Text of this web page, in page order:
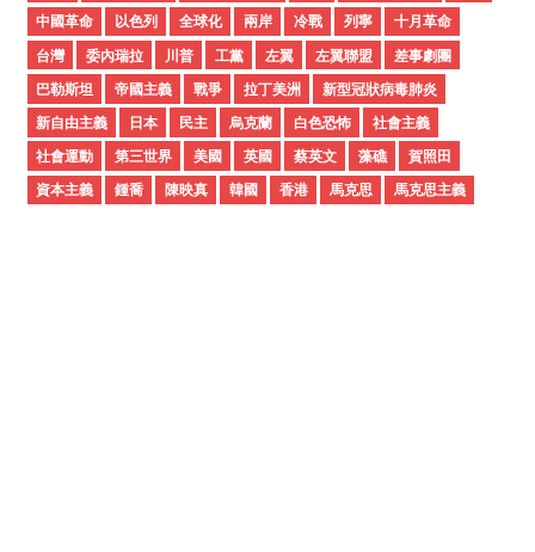
v
e
s
中國革命
以色列 全球化 兩岸 冷戰 列寧
十月革命
台灣
委內瑞拉 川普 工黨 左翼 左翼聯盟
差事劇團
巴勒斯坦
帝國主義 戰爭 拉丁美洲
新型冠狀病毒肺炎
新自由主義
日本 民主 烏克蘭 白色恐怖
社會主義
社會運動
第三世界 美國 英國 蔡英文 藻礁
賀照田
資本主義
鍾喬 陳映真 韓國 香港 馬克思 馬克思主義